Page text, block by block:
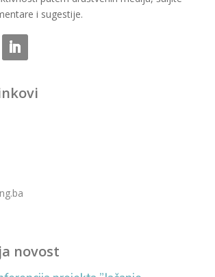
i sugestije.
novost